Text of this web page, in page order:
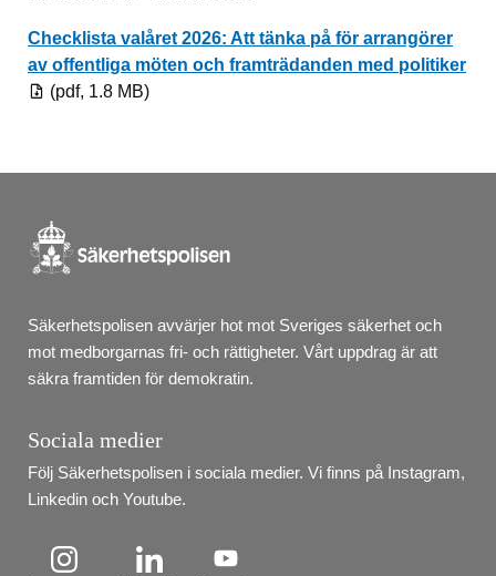
Checklista valåret 2026: Att tänka på för arrangörer
av offentliga möten och framträdanden med politiker
(pdf, 1.8 MB)
Säkerhetspolisen avvärjer hot mot Sveriges säkerhet och
mot medborgarnas fri- och rättigheter. Vårt uppdrag är att
säkra framtiden för demokratin.
Sociala medier
Följ Säkerhetspolisen i sociala medier. Vi finns på Instagram,
Linkedin och Youtube.